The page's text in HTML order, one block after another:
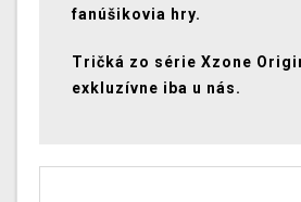
fanúšikovia hry.
Tričká zo série Xzone
exkluzívne iba u nás.